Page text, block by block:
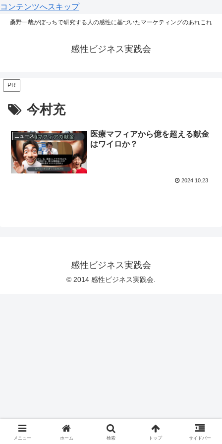
コンテンツへスキップ
桑野一哉がぼっちで研究する人の感性に基づいたマーケティングのあれこれ
感性ビジネス実践会
PR
今村充
ニュース
医療マフィアから億を超える献金
はワイロか？
2024.10.23
感性ビジネス実践会
© 2014 感性ビジネス実践会.
メニュー ホーム 検索 トップ サイドバー